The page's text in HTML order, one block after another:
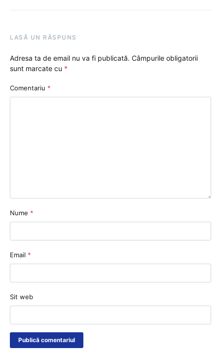
LASĂ UN RĂSPUNS
Adresa ta de email nu va fi publicată. Câmpurile obligatorii
sunt marcate cu *
Comentariu *
Nume *
Email *
Sit web